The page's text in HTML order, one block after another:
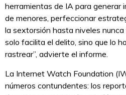
herramientas de IA para generar
de menores, perfeccionar
la sextorsión hasta niveles
solo facilita el delito, sino que lo
rastrear”, advierte el informe.
La Internet Watch Foundation
números contundentes: los